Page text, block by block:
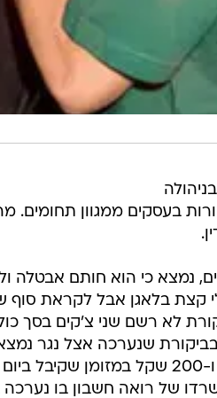
נמצא כי הוא חותם
לי קצת בלאגן אבל לקראת
שקל שקיבל מספר ימים לפני הביקורת ו-200